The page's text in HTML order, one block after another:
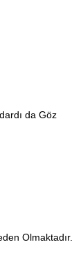
da Göz
Olmaktadır.